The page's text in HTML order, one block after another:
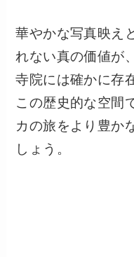
華やかな写真映え
れない真の価値が
寺院には確かに存
この歴史的な空間
カの旅をより豊か
しょう。